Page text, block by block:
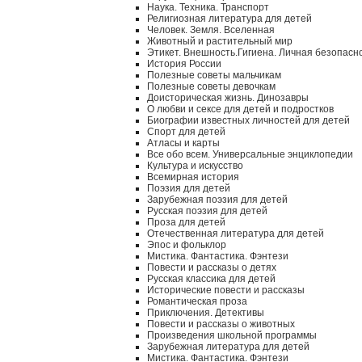
Наука. Техника. Транспорт
Религиозная литература для детей
Человек. Земля. Вселенная
Животный и растительный мир
Этикет. Внешность.Гигиена. Личная
История России
Полезные советы мальчикам
Полезные советы девочкам
Доисторическая жизнь. Динозавры
О любви и сексе для детей и подростков
Биографии известных личностей для детей
Спорт для детей
Атласы и карты
Все обо всем. Универсальные энциклопедии
Культура и искусство
Всемирная история
Поэзия для детей
Зарубежная поэзия для детей
Русская поэзия для детей
Проза для детей
Отечественная литература для детей
Эпос и фольклор
Мистика. Фантастика. Фэнтези
Повести и рассказы о детях
Русская классика для детей
Исторические повести и рассказы
Романтическая проза
Приключения. Детективы
Повести и рассказы о животных
Произведения школьной программы
Зарубежная литература для детей
Мистика. Фантастика. Фэнтези